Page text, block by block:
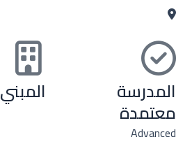
المدرسة
معتمدة
Advanced
المبني